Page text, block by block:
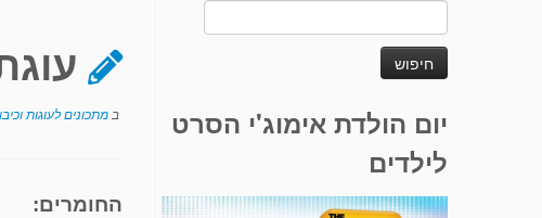
יום הולדת אימוג'י הסרט
לילדים
ב מתכונים לעוגות
החומרים: